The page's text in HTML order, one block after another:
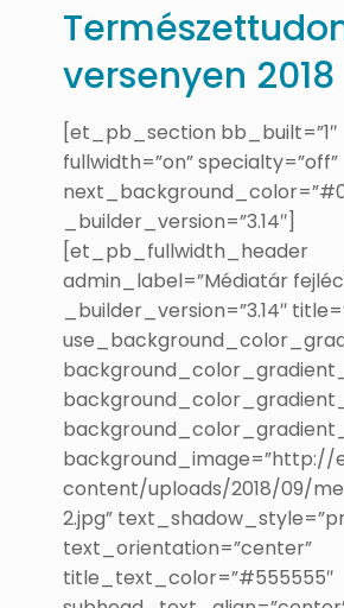
versenyen 2018
[et_pb_section bb_built=”1″
fullwidth=”on” specialty=”off”
_builder_version=”3.14″]
[et_pb_fullwidth_header
admin_label=”Médiatár
_builder_version=”3.14″
background_image=”http://
content/uploads/2018/09/
2.jpg”
text_orientation=”center”
title_text_color=”#555555″